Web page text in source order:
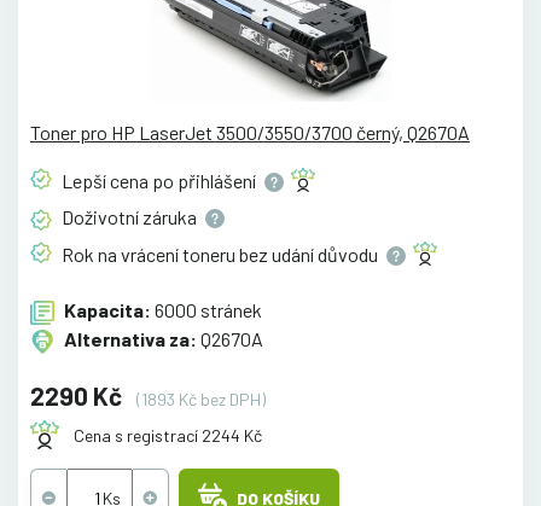
Toner pro HP LaserJet 3500/3550/3700 černý, Q2670A
Lepší cena po přihlášení
Doživotní záruka
Rok na vrácení toneru bez udánídůvodu
Kapacita: 6000 stránek
Alternativa za: Q2670A
2290 Kč
(1893 Kč bez DPH)
Cena s registrací 2244 Kč
DO KOŠÍKU